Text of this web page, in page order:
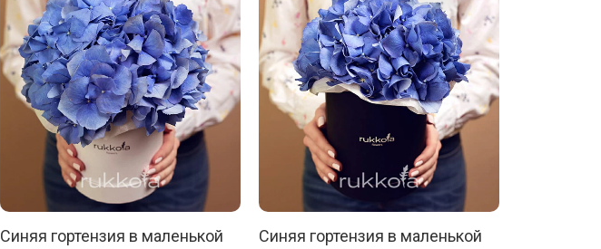
Синяя гортензия в маленькой
Синяя гортензия в маленькой